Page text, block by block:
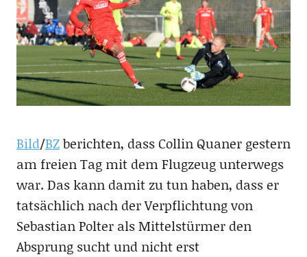
Bild/BZberichten, dass Collin Quaner gestern
am freien Tag mit dem Flugzeug unterwegs
war. Das kann damit zu tun haben, dass er
tatsächlich nach der Verpflichtung von
Sebastian Polter als Mittelstürmer den
Absprung sucht und nicht erst